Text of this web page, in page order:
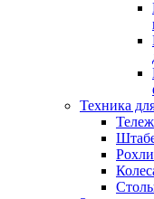
Техника
Рохли